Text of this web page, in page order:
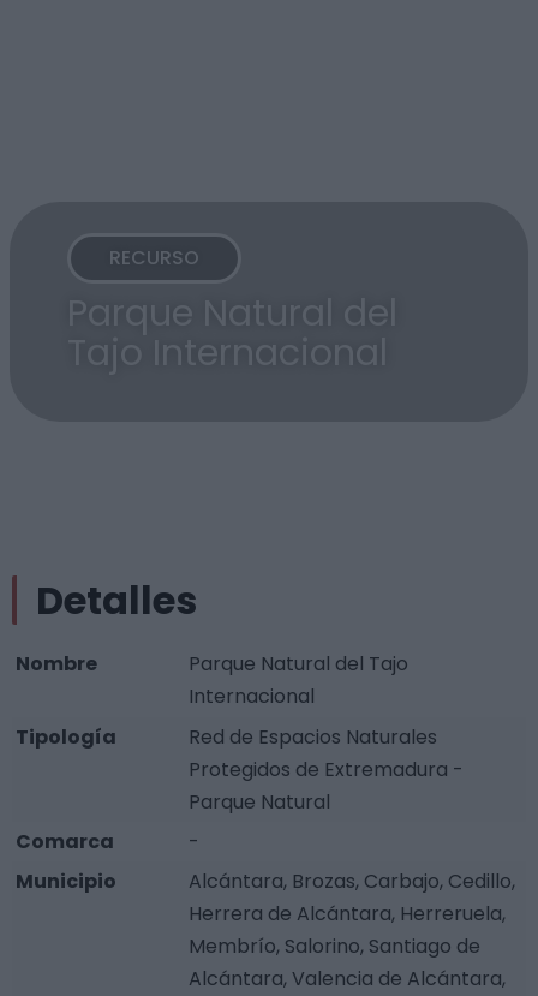
RECURSO
Parque Natural del
Tajo Internacional
Detalles
Nombre
Parque Natural del Tajo
Internacional
Tipología
Red de Espacios Naturales
Protegidos de Extremadura -
Parque Natural
Comarca
-
Municipio
Alcántara, Brozas, Carbajo, Cedillo,
Herrera de Alcántara, Herreruela,
Membrío, Salorino, Santiago de
Alcántara, Valencia de Alcántara,